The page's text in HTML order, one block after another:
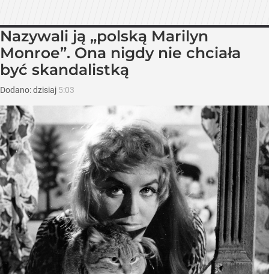
Nazywali ją „polską Marilyn
Monroe”. Ona nigdy nie chciała
być skandalistką
Dodano:dzisiaj 5:03